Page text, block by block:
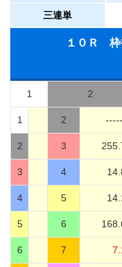
三連単
１０Ｒ
1 2
1 2
2 3
3 4
4 5
5 6
6 7